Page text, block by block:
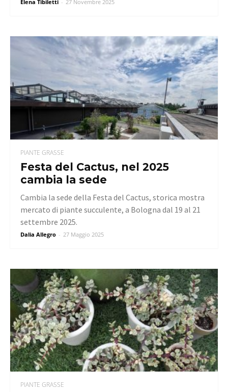
Elena Tibiletti - 27 Novembre 2025
PIANTE GRASSE
Festa del Cactus, nel 2025
cambia la sede
Dalia Allegro - 27 Maggio 2025
Cambia la sede della Festa del Cactus, storica mostra
mercato di piante succulente, a Bologna dal 19 al 21
settembre 2025.
PIANTE GRASSE